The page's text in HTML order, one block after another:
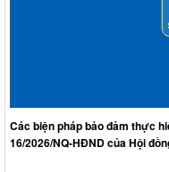
Các biện pháp bảo đảm thực
16/2026/NQ-HĐND của Hội